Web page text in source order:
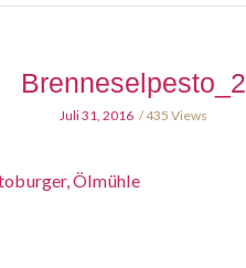
Brenneselpesto_2
Juli 31, 2016 435 Views